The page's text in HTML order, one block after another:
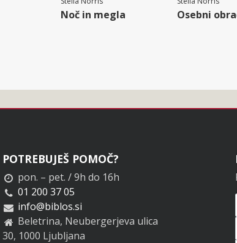
Noč in megla Osebni
POTREBUJEŠ POMOČ?
pon. – pet. / 9h do 16h
01 200 37 05
info@biblos.si
Beletrina, Neubergerjeva ulica
30, 1000 Ljubljana